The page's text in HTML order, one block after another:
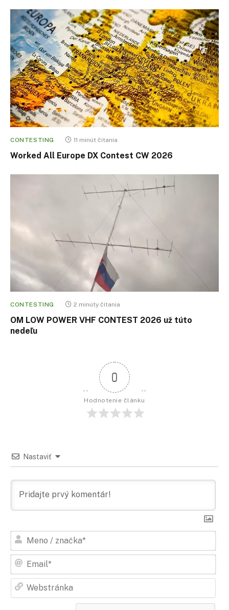
CONTESTING 11 minút čítania
Worked All Europe DX Contest CW 2026
CONTESTING 2 minúty čítania
OM LOW POWER VHF CONTEST 2026 už túto
nedeľu
0
Hodnotenie článku
Nastaviť